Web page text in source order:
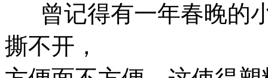
曾记得有一年春晚的
撕不开，